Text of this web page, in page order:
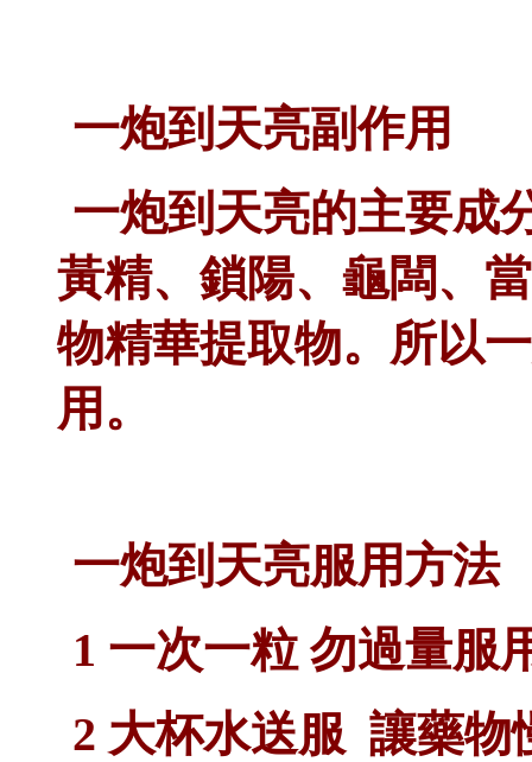
一炮到天亮副作用
一炮到天亮的主要成
黃精、鎖陽、龜闆、
物精華提取物。所以
用 。
一炮到天亮服用方法
1 一次一粒 勿過量服
2 大杯水送服 讓藥物